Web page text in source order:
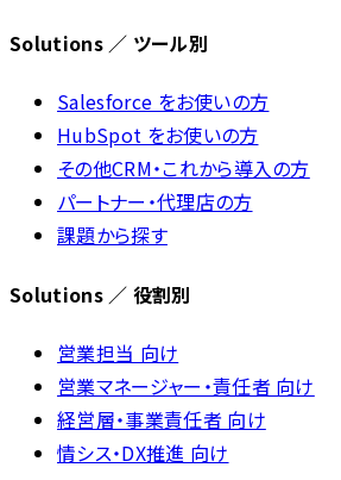
Solutions ／ ツール別
Salesforce をお使いの方
HubSpot をお使いの方
その他CRM・これから導入の方
パートナー・代理店の方
課題から探す
Solutions ／ 役割別
営業担当 向け
営業マネージャー・責任者 向け
経営層・事業責任者 向け
情シス・DX推進 向け